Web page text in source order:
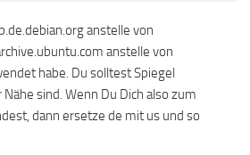
anstelle von
anstelle von
habe. Du solltest Spiegel
sind. Wenn Du Dich also zum
dann ersetze de mit us und so